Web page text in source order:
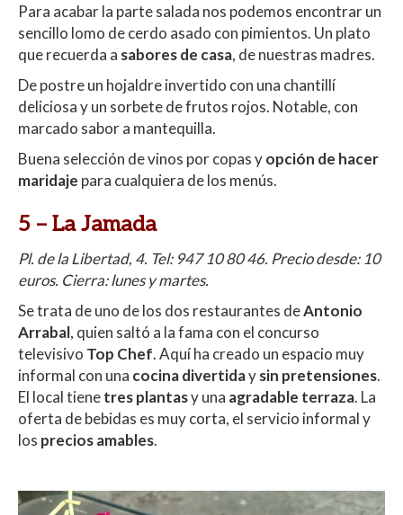
Para acabar la parte salada nos podemos encontrar un
sencillo lomo de cerdo asado con pimientos. Un plato
que recuerda a sabores de casa, de nuestras madres.
De postre un hojaldre invertido con una chantillí
deliciosa y un sorbete de frutos rojos. Notable, con
marcado sabor a mantequilla.
Buena selección de vinos por copas yopción de hacer
maridaje para cualquiera de los menús.
5 – La Jamada
Pl. de la Libertad, 4. Tel: 947 10 80 46. Precio desde: 10
euros. Cierra: lunes y martes.
Se trata de uno de los dos restaurantes deAntonio
Arrabal, quien saltó a la fama con el concurso
televisivo Top Chef. Aquí ha creado un espacio muy
informal con una cocina divertidaysin pretensiones.
El local tienetres plantasy una agradable terraza. La
oferta de bebidas es muy corta, el servicio informal y
los precios amables.